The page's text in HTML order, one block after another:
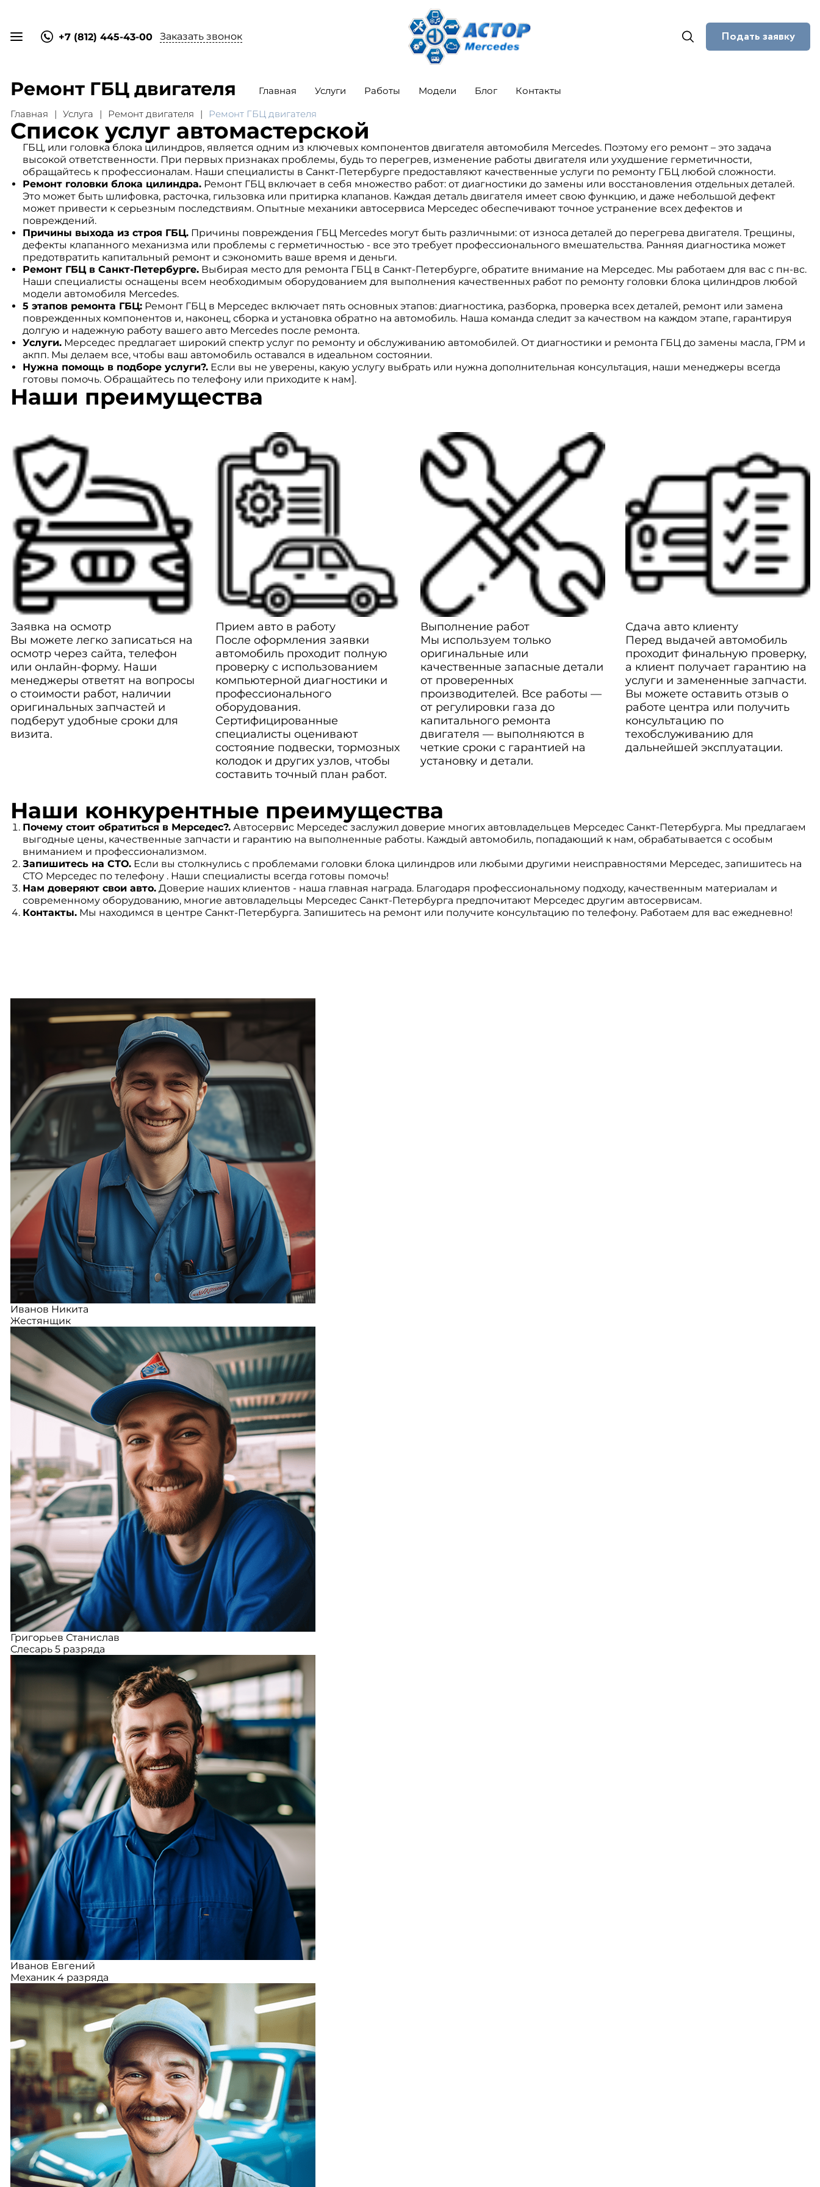
+7 (812) 445-43-00 Заказать звонок Подать заявку
Главная Услуги Работы Модели Блог Контакты
Ремонт ГБЦ двигателя
Главная Услуга Ремонт двигателя Ремонт ГБЦ двигателя
Список услуг автомастерской
ГБЦ, или головка блока цилиндров, является одним из ключевых компонентов двигателя автомобиля Mercedes. Поэтому его ремонт – это задача
высокой ответственности. При первых признаках проблемы, будь то перегрев, изменение работы двигателя или ухудшение герметичности,
обращайтесь к профессионалам. Наши специалисты в Санкт-Петербурге предоставляют качественные услуги по ремонту ГБЦ любой сложности.
Ремонт головки блока цилиндра.Ремонт ГБЦ включает в себя множество работ: от диагностики до замены или восстановления отдельных деталей.
Это может быть шлифовка, расточка, гильзовка или притирка клапанов. Каждая деталь двигателя имеет свою функцию, и даже небольшой дефект
может привести к серьезным последствиям. Опытные механики автосервиса Мерседес обеспечивают точное устранение всех дефектов и
повреждений.
Причины выхода из строя ГБЦ.Причины повреждения ГБЦ Mercedes могут быть различными: от износа деталей до перегрева двигателя. Трещины,
дефекты клапанного механизма или проблемы с герметичностью - все это требует профессионального вмешательства. Ранняя диагностика может
предотвратить капитальный ремонт и сэкономить ваше время и деньги.
Ремонт ГБЦ в Санкт-Петербурге.Выбирая место для ремонта ГБЦ в Санкт-Петербурге, обратите внимание на Мерседес. Мы работаем для вас с пн-вс.
Наши специалисты оснащены всем необходимым оборудованием для выполнения качественных работ по ремонту головки блока цилиндров любой
модели автомобиля Mercedes.
5 этапов ремонта ГБЦ:Ремонт ГБЦ в Мерседес включает пять основных этапов: диагностика, разборка, проверка всех деталей, ремонт или замена
поврежденных компонентов и, наконец, сборка и установка обратно на автомобиль. Наша команда следит за качеством на каждом этапе, гарантируя
долгую и надежную работу вашего авто Mercedes после ремонта.
Услуги.Мерседес предлагает широкий спектр услуг по ремонту и обслуживанию автомобилей. От диагностики и ремонта ГБЦ до замены масла, ГРМ и
акпп. Мы делаем все, чтобы ваш автомобиль оставался в идеальном состоянии.
Нужна помощь в подборе услуги?.Если вы не уверены, какую услугу выбрать или нужна дополнительная консультация, наши менеджеры всегда
готовы помочь. Обращайтесь по телефону или приходите к нам].
Наши преимущества
Заявка на осмотр
Вы можете легко записаться на
осмотр через сайта, телефон
или онлайн-форму. Наши
менеджеры ответят на вопросы
о стоимости работ, наличии
оригинальных запчастей и
подберут удобные сроки для
визита.
Прием авто в работу
После оформления заявки
автомобиль проходит полную
проверку с использованием
компьютерной диагностики и
профессионального
оборудования.
Сертифицированные
специалисты оценивают
состояние подвески, тормозных
колодок и других узлов, чтобы
составить точный план работ.
Выполнение работ
Мы используем только
оригинальные или
качественные запасные детали
от проверенных
производителей. Все работы —
от регулировки газа до
капитального ремонта
двигателя — выполняются в
четкие сроки с гарантией на
установку и детали.
Сдача авто клиенту
Перед выдачей автомобиль
проходит финальную проверку,
а клиент получает гарантию на
услуги и замененные запчасти.
Вы можете оставить отзыв о
работе центра или получить
консультацию по
техобслуживанию для
дальнейшей эксплуатации.
Наши конкурентные преимущества
Почему стоит обратиться в Мерседес?.Автосервис Мерседес заслужил доверие многих автовладельцев Мерседес Санкт-Петербурга. Мы предлагаем
выгодные цены, качественные запчасти и гарантию на выполненные работы. Каждый автомобиль, попадающий к нам, обрабатывается с особым
вниманием и профессионализмом.
Запишитесь на СТО.Если вы столкнулись с проблемами головки блока цилиндров или любыми другими неисправностями Мерседес, запишитесь на
СТО Мерседес по телефону . Наши специалисты всегда готовы помочь!
Нам доверяют свои авто.Доверие наших клиентов - наша главная награда. Благодаря профессиональному подходу, качественным материалам и
современному оборудованию, многие автовладельцы Мерседес Санкт-Петербурга предпочитают Мерседес другим автосервисам.
Контакты.Мы находимся в центре Санкт-Петербурга. Запишитесь на ремонт или получите консультацию по телефону. Работаем для вас ежедневно!
Иванов Никита
Жестянщик
Григорьев Станислав
Слесарь 5 разряда
Иванов Евгений
Механик 4 разряда